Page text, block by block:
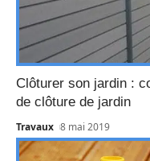
Clôturer son jardin :
de clôture de jardin
Travaux 8 mai 2019